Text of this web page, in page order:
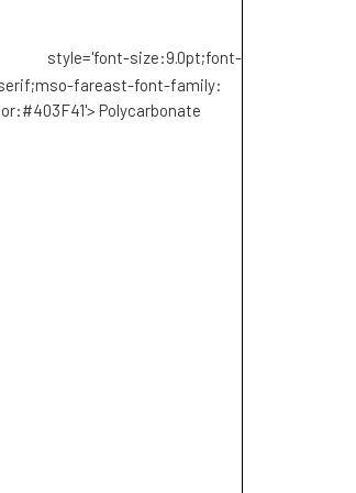
size:9.0pt;font-
fareast-font-family:
Polycarbonate